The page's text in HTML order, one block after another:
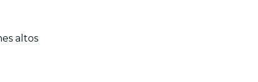
altos